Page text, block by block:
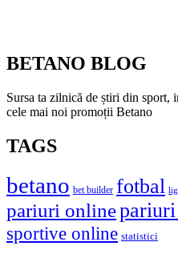
BETANO BLOG
Sursa ta zilnică de știri din sport,
cele mai noi promoții Betano
TAGS
betano bet builder fotbal
pariuri online
sportive online statistici